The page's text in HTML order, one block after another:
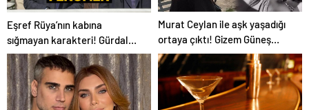
Eşref Rüya’nın kabına
sığmayan karakteri! Gürdal
fenomen olma yolunda
Murat Ceylan ile aşk yaşadığı
ortaya çıktı! Gizem Güneş
kimdir, kaç yaşında ve aslen
nereli?